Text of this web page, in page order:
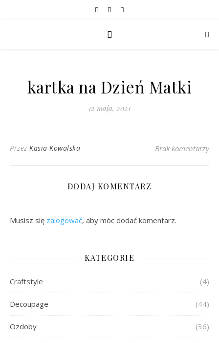
kartka na Dzień Matki
12 maja, 2021
Przez Kasia Kowalska Brak komentarzy
DODAJ KOMENTARZ
Musisz się zalogować, aby móc dodać komentarz.
KATEGORIE
Craftstyle (4)
Decoupage (44)
Ozdoby (36)